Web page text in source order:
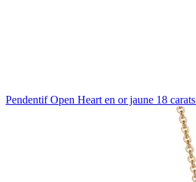
Pendentif Open Heart en or jaune 18 carats